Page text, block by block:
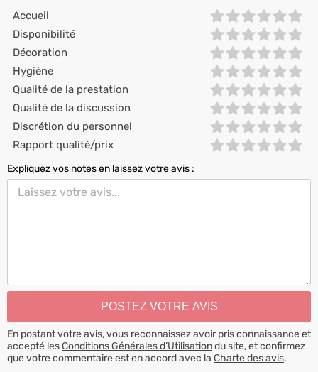
Accueil
Disponibilité
Décoration
Hygiène
Qualité de la prestation
Qualité de la discussion
Discrétion du personnel
Rapport qualité/prix
Expliquez vos notes en laissez votre avis :
En postant votre avis, vous reconnaissez avoir pris connaissance et
accepté lesConditions Générales d’Utilisationdu site, et confirmez
que votre commentaire est en accord avec la Charte des avis.